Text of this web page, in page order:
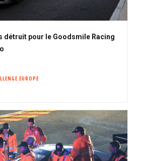
détruit pour le Goodsmile Racing
EUROPE